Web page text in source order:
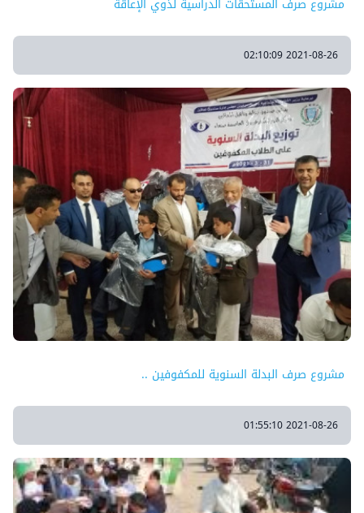
2021-08-26 02:10:09
مشروع صرف البدلة السنوية للمكفوفين ..
2021-08-26 01:55:10